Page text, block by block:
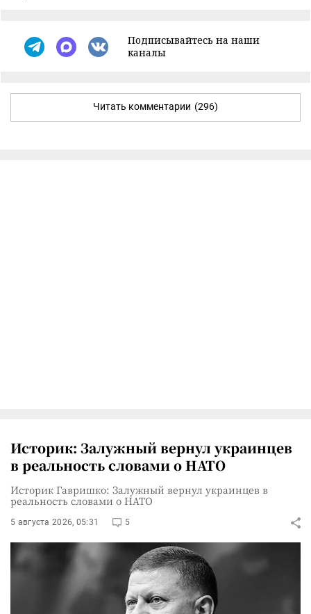
Подписывайтесь на наши
каналы
Читать комментарии (296)
Историк: Залужный вернул украинцев
в реальность словами о НАТО
Историк Гавришко: Залужный вернул украинцев в
реальность словами о НАТО
5 августа 2026, 05:31 5